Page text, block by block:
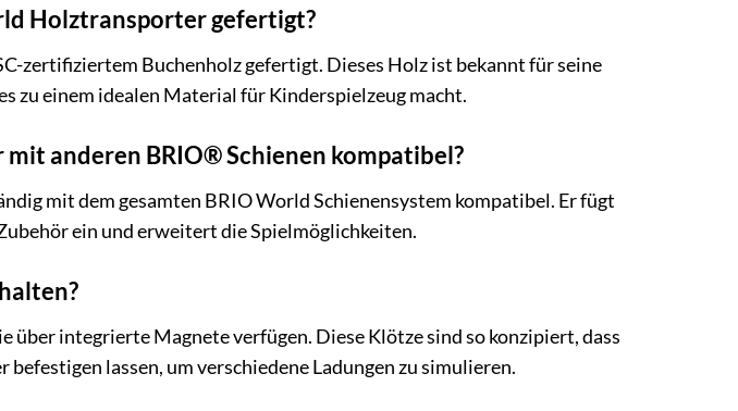
Holztransporter gefertigt?
zertifiziertem Buchenholz gefertigt. Dieses Holz ist bekannt für seine
zu einem idealen Material für Kinderspielzeug macht.
anderen BRIO® Schienen kompatibel?
mit dem gesamten BRIO World Schienensystem kompatibel. Er fügt
ein und erweitert die Spielmöglichkeiten.
über integrierte Magnete verfügen. Diese Klötze sind so konzipiert, dass
lassen, um verschiedene Ladungen zu simulieren.